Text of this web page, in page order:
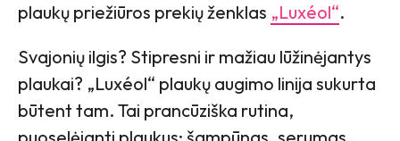
plaukų priežiūros prekių ženklas „Luxéol“.
Svajonių ilgis? Stipresni ir mažiau lūžinėjantys
plaukai? „Luxéol“ plaukų augimo linija sukurta
būtent tam. Tai prancūziška rutina,